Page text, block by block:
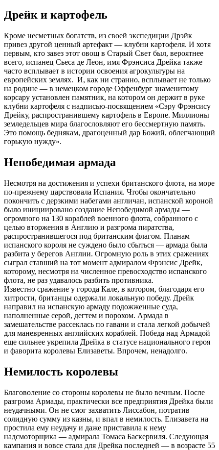
Дрейк и картофель
Кроме несметных богатств, из своей экспедиции Дрэйк
привез другой ценный артефакт — клубни картофеля. И хотя
первым, кто завез этот овощ в Старый Свет был, вероятнее
всего, испанец Сьеса де Леон, имя Фрэнсиса Дрейка также
часто всплывает в истории освоения агрокультуры на
европейских землях. И, как ни странно, всплывает не только
на родине — в немецком городе Оффенбург знаменитому
корсару установлен памятник, на котором он держит в руке
клубни картофеля с надписью-посвящением «Сэру Фрэнсису
Дрейку, распространившему картофель в Европе. Миллионы
земледельцев мира благословляют его бессмертную память.
Это помощь беднякам, драгоценный дар Божий, облегчающий
горькую нужду».
Непобедимая армада
Несмотря на достижения и успехи британского флота, на море
по-прежнему царствовала Испания. Чтобы окончательно
покончить с дерзкими набегами англичан, испанской короной
было инициировано создание Непобедимой армады —
огромного на 130 кораблей военного флота, собранного с
целью вторжения в Англию и разгрома пиратства,
распространившегося под британским флагом. Планам
испанского короля не суждено было сбыться — армада была
разбита у берегов Англии. Огромную роль в этих сражениях
сыграл ставший на тот момент адмиралом Фрэнсис Дрейк,
которому, несмотря на численное превосходство испанского
флота, не раз удавалось разбить противника.
Известно сражение у города Кале, в котором, благодаря его
хитрости, британцы одержали локальную победу. Дрейк
направил на испанскую армаду подожженные суда,
наполненные серой, дегтем и порохом. Армада в
замешательстве рассеклась по гавани и стала легкой добычей
для маневренных английских кораблей. Победа над Армадой
еще сильнее укрепила Дрейка в статусе национального героя
и фаворита королевы Елизаветы. Впрочем, ненадолго.
Немилость королевы
Благоволение со стороны королевы не было вечным. После
разгрома Армады, практически все предприятия Дрейка были
неудачными. Он не смог захватить Лиссабон, потратив
солидную сумму из казны, и впал в немилость. Елизавета на
простила ему неудачу и даже приставила к нему
надсмоторщика — адмирала Томаса Баскервиля. Следующая
кампания и вовсе стала для Дрейка последней — в возрасте 55